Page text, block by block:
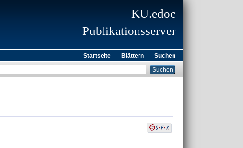
KU.edoc
Publikationsserver
Startseite Blättern Suchen